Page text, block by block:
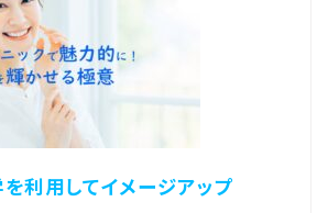
利用してイメージアップ